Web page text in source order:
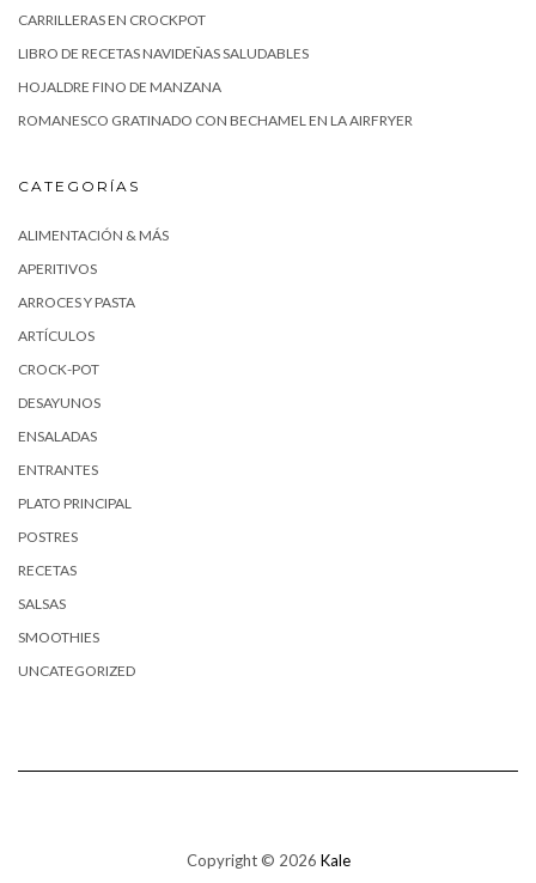
CARRILLERAS EN CROCKPOT
LIBRO DE RECETAS NAVIDEÑAS SALUDABLES
HOJALDRE FINO DE MANZANA
ROMANESCO GRATINADO CON BECHAMEL EN LA AIRFRYER
CATEGORÍAS
ALIMENTACIÓN & MÁS
APERITIVOS
ARROCES Y PASTA
ARTÍCULOS
CROCK-POT
DESAYUNOS
ENSALADAS
ENTRANTES
PLATO PRINCIPAL
POSTRES
RECETAS
SALSAS
SMOOTHIES
UNCATEGORIZED
Copyright © 2026 Kale